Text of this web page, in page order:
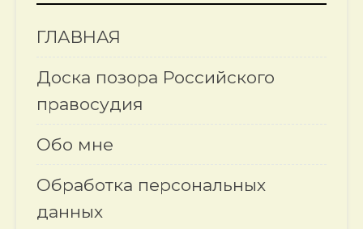
ГЛАВНАЯ
Доска позора Российского
правосудия
Обо мне
Обработка персональных
данных